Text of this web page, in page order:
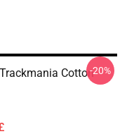
Cotton-20%